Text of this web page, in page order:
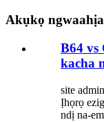
Akụkọ ngwaahịa
B64
kacha
site
Ịhọrọ
ndị na-